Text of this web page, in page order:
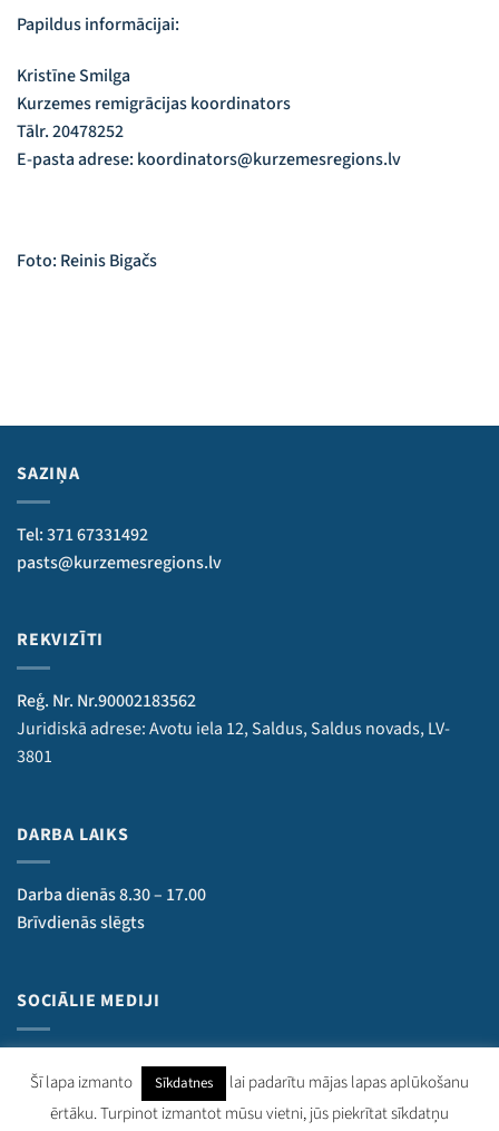
Papildus informācijai:
Kristīne Smilga
Kurzemes remigrācijas koordinators
Tālr. 20478252
E-pasta adrese: koordinators@kurzemesregions.lv
Foto: Reinis Bigačs
SAZIŅA
Tel: 371 67331492
pasts@kurzemesregions.lv
REKVIZĪTI
Reģ. Nr. Nr.90002183562
Juridiskā adrese: Avotu iela 12, Saldus, Saldus novads, LV-
3801
DARBA LAIKS
Darba dienās 8.30 – 17.00
Brīvdienās slēgts
SOCIĀLIE MEDIJI
Šī lapa izmanto Sīkdatnes
lai padarītu mājas lapas aplūkošanu
ērtāku. Turpinot izmantot mūsu vietni, jūs piekrītat sīkdatņu